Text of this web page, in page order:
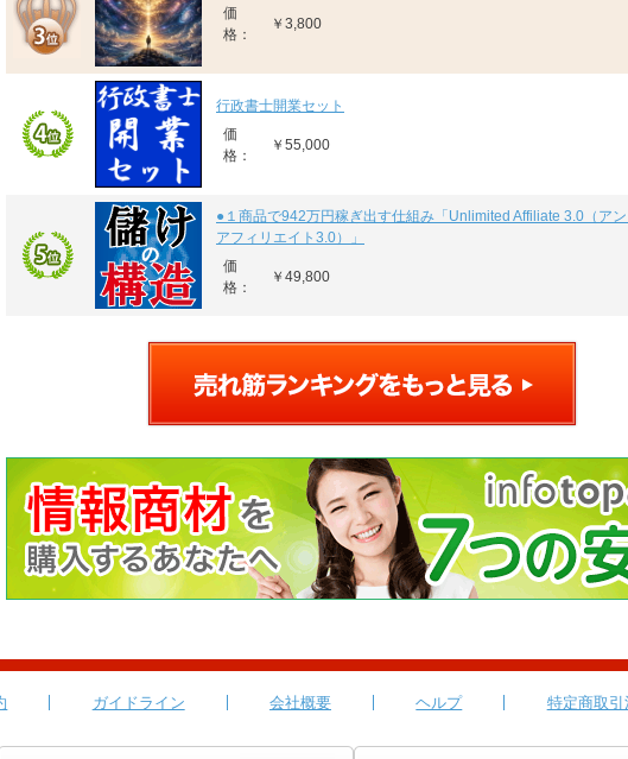
価
格：
￥3,800
行政書士開業セット
価
格：
￥55,000
●１商品で942万円稼ぎ出す仕組み「Unlimited Affiliate 3.0（ア
アフィリエイト3.0）」
価
格：
￥49,800
ガイドライン 会社概要 ヘルプ 特定商取